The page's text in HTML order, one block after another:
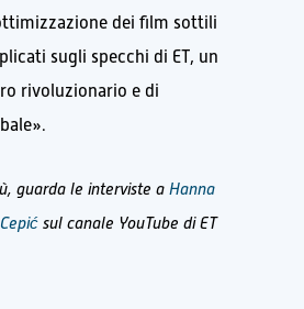
dei film sottili
sugli specchi di ET, un
rivoluzionario e di
guarda le interviste a Hanna
sul canale YouTube di ET